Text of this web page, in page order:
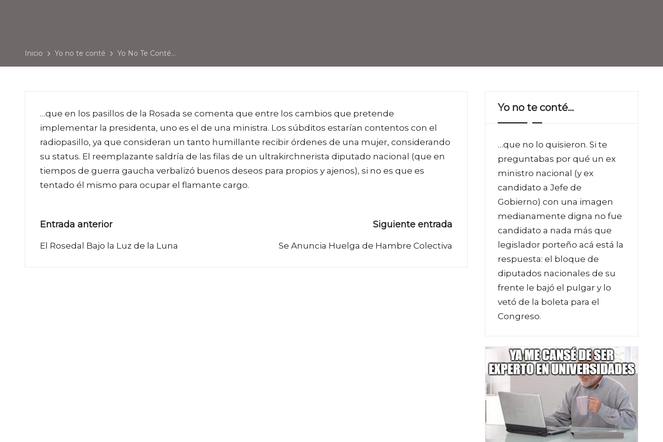
Inicio Yo no te conté Yo No Te Conté…
…que en los pasillos de la Rosada se comenta que entre los cambios que pretende
implementar la presidenta, uno es el de una ministra. Los súbditos estarían contentos con el
radiopasillo, ya que consideran un tanto humillante recibir órdenes de una mujer, considerando
su status. El reemplazante saldría de las filas de un ultrakirchnerista diputado nacional (que en
tiempos de guerra gaucha verbalizó buenos deseos para propios y ajenos), si no es que es
tentado él mismo para ocupar el flamante cargo.
Navegación
de
Entrada anterior
El Rosedal Bajo la Luz de la Luna
Siguiente entrada
Se Anuncia Huelga de Hambre Colectiva
Yo no te conté…
…que no lo quisieron. Si te
preguntabas por qué un ex
ministro nacional (y ex
candidato a Jefe de
Gobierno) con una imagen
medianamente digna no fue
candidato a nada más que
legislador porteño acá está la
respuesta: el bloque de
diputados nacionales de su
frente le bajó el pulgar y lo
vetó de la boleta para el
Congreso.